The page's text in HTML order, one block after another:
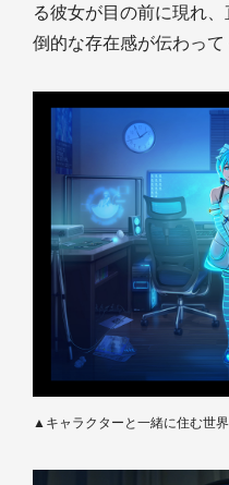
る彼女が目の前に現れ
倒的な存在感が伝わって
▲キャラクターと一緒に住む世